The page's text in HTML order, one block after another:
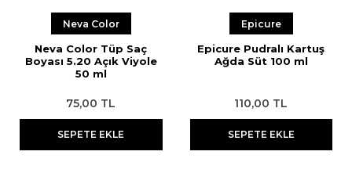
Neva Color
Neva Color Tüp Saç
Boyası 5.20 Açık Viyole
50 ml
75,00 TL
SEPETE EKLE
Epicure
Epicure Pudralı Kartuş
Ağda Süt 100 ml
110,00 TL
SEPETE EKLE